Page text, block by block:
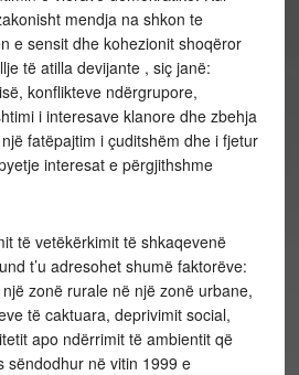
mendja na shkon te
e sensit dhe kohezionit shoqëror
të atilla devijante , siç janë:
konflikteve ndërgrupore,
i interesave klanore dhe zbehja
fatëpajtim i çuditshëm dhe i fjetur
interesat e përgjithshme
të vetëkërkimit të shkaqevenë
t’u adresohet shumë faktorëve:
zonë rurale në një zonë urbane,
të caktuara, deprivimit social,
apo ndërrimit të ambientit që
sëndodhur në vitin 1999 e